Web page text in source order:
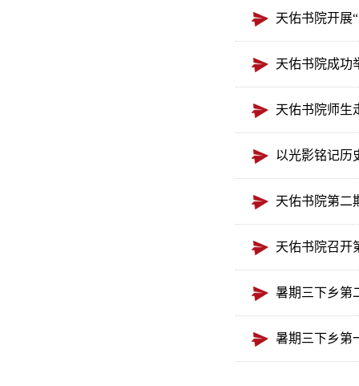
天佑书院开展
天佑书院成功
天佑书院师生
以光影铭记
天佑书院第二
天佑书院召开
暑期三下乡第
暑期三下乡第